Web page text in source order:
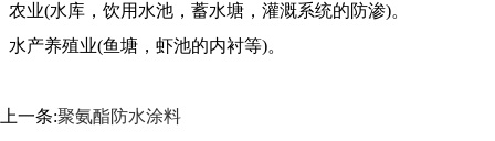
农业(水库，饮用水池，蓄水塘，灌溉系统的防渗)。
水产养殖业(鱼塘，虾池的内衬等)。
上一条:聚氨酯防水涂料